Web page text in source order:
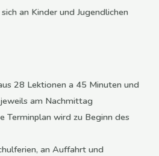
an Kinder und Jugendlichen
28 Lektionen a 45 Minuten und
jeweils am Nachmittag
Terminplan wird zu Beginn des
an Auffahrt und